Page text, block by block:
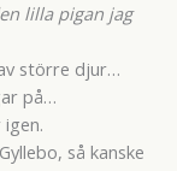
lilla pigan jag
större djur…
på…
så kanske